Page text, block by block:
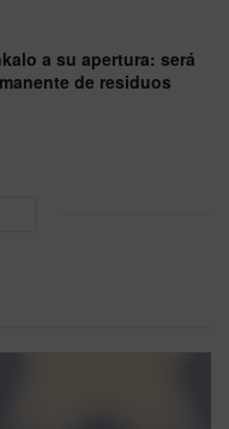
a su apertura: será
de residuos